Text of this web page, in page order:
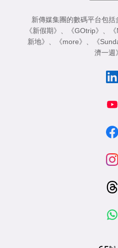
新傳媒集團的數碼平台包
《新假期》 、 《GOtrip》 、
新地》 、 《more》 、 《
濟一週》